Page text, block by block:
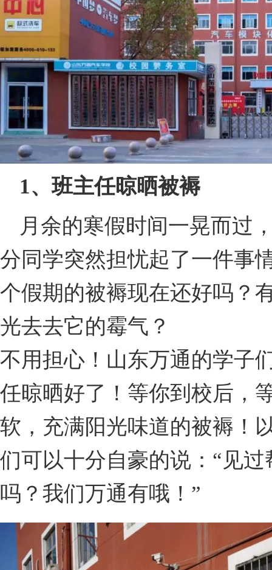
1、班主任晾晒被褥
月余的寒假时间一晃而过
分同学突然担忧起了一件事
个假期的被褥现在还好吗？
光去去它的霉气？
不用担心！山东万通的学子
任晾晒好了！等你到校后，
软，充满阳光味道的被褥！
们可以十分自豪的说：“见
吗？我们万通有哦！”